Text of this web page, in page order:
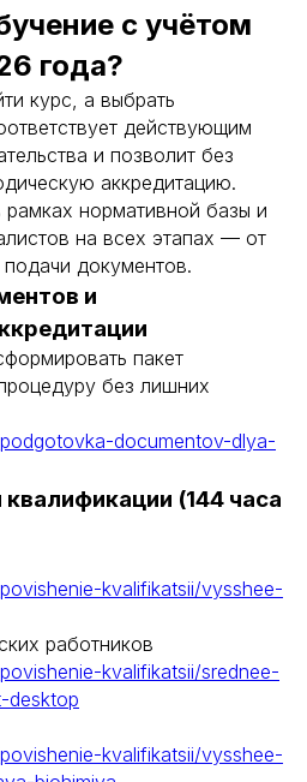
с учётом
года?
курс, а выбрать
действующим
и позволит без
аккредитацию.
нормативной базы и
на всех этапах — от
документов.
и
пакет
без лишних
documentov-dlya-
(144 часа
kvalifikatsii/vysshee-
работников
kvalifikatsii/srednee-
desktop
kvalifikatsii/vysshee-
вн.тер.г.
ул Кузнецкий
ключ»